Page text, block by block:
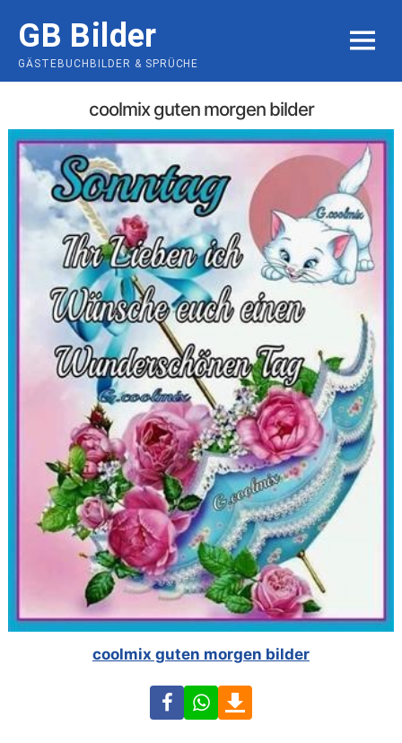
content
GB Bilder
GÄSTEBUCHBILDER & SPRÜCHE
MENU
coolmix guten morgen bilder
coolmix guten morgen bilder
FacebookWhatsApp